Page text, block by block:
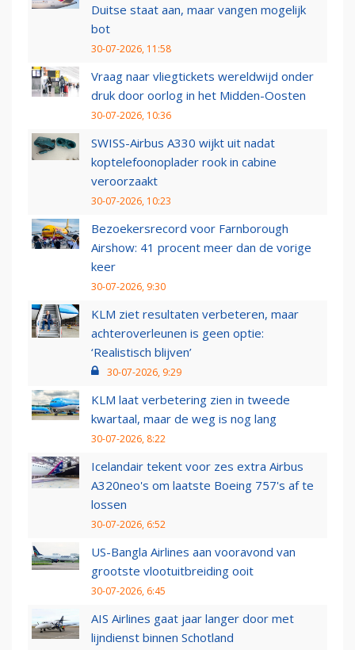
Duitse staat aan, maar vangen mogelijk
bot
30-07-2026, 11:58
Vraag naar vliegtickets wereldwijd onder
druk door oorlog in het Midden-Oosten
30-07-2026, 10:36
SWISS-Airbus A330 wijkt uit nadat
koptelefoonoplader rook in cabine
veroorzaakt
30-07-2026, 10:23
Bezoekersrecord voor Farnborough
Airshow: 41 procent meer dan de vorige
keer
30-07-2026, 9:30
KLM ziet resultaten verbeteren, maar
achteroverleunen is geen optie:
‘Realistisch blijven’
30-07-2026, 9:29
KLM laat verbetering zien in tweede
kwartaal, maar de weg is nog lang
30-07-2026, 8:22
Icelandair tekent voor zes extra Airbus
A320neo's om laatste Boeing 757's af te
lossen
30-07-2026, 6:52
US-Bangla Airlines aan vooravond van
grootste vlootuitbreiding ooit
30-07-2026, 6:45
AIS Airlines gaat jaar langer door met
lijndienst binnen Schotland